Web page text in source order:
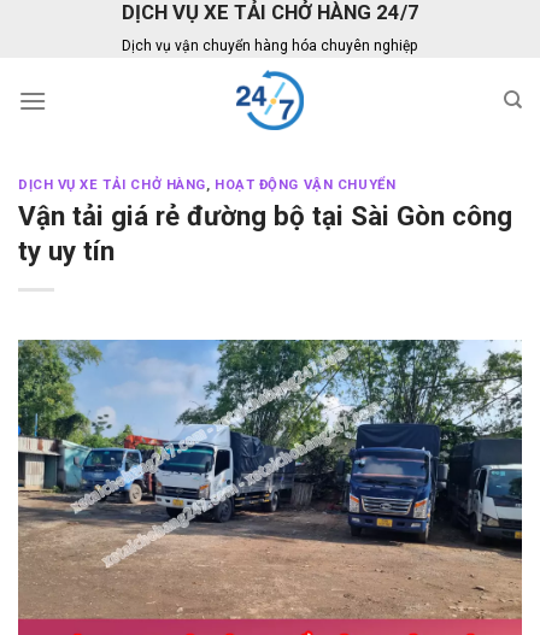
DỊCH VỤ XE TẢI CHỞ HÀNG 24/7
Dịch vụ vận chuyển hàng hóa chuyên nghiệp
DỊCH VỤ XE TẢI CHỞ HÀNG, HOẠT ĐỘNG VẬN CHUYỂN
Vận tải giá rẻ đường bộ tại Sài Gòn công
ty uy tín